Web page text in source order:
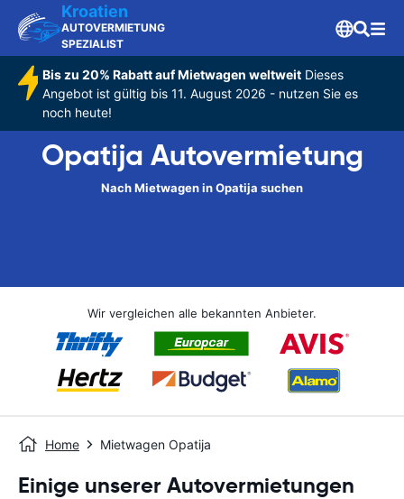
Kroatien
AUTOVERMIETUNG
SPEZIALIST
Bis zu 20% Rabatt auf Mietwagen weltweitDieses
Angebot ist gültig bis 11. August 2026 - nutzen Sie es
noch heute!
Opatija Autovermietung
Nach Mietwagen in Opatija suchen
Wir vergleichen alle bekannten Anbieter.
Home Mietwagen Opatija
Einige unserer Autovermietungen